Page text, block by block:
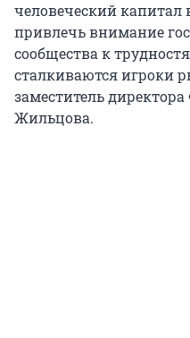
человеческий капитал
привлечь внимание
сообщества к
сталкиваются игроки
заместитель
Жильцова.